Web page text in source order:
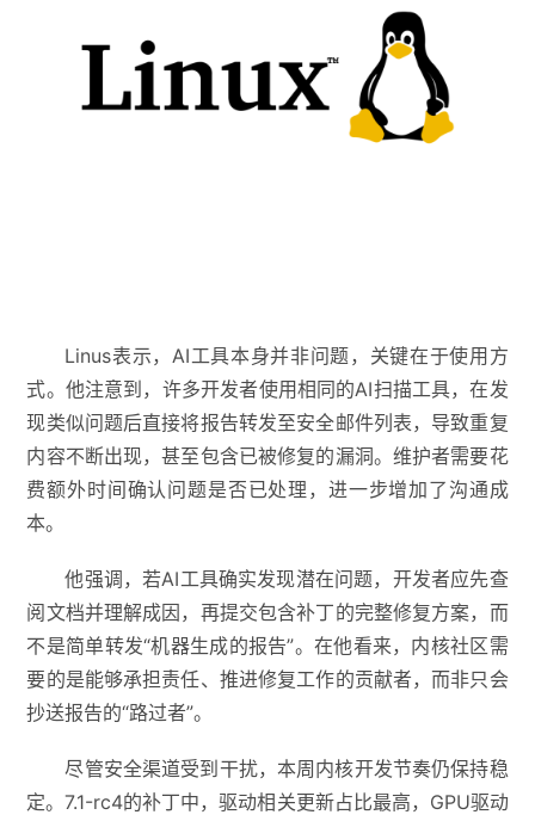
Linus表示，AI工具本身并非问题，关键在于使用方
式。他注意到，许多开发者使用相同的AI扫描工具，在发
现类似问题后直接将报告转发至安全邮件列表，导致重复
内容不断出现，甚至包含已被修复的漏洞。维护者需要花
费额外时间确认问题是否已处理，进一步增加了沟通成
本。
他强调，若AI工具确实发现潜在问题，开发者应先查
阅文档并理解成因，再提交包含补丁的完整修复方案，而
不是简单转发“机器生成的报告”。在他看来，内核社区需
要的是能够承担责任、推进修复工作的贡献者，而非只会
抄送报告的“路过者”。
尽管安全渠道受到干扰，本周内核开发节奏仍保持稳
定。7.1-rc4的补丁中，驱动相关更新占比最高，GPU驱动